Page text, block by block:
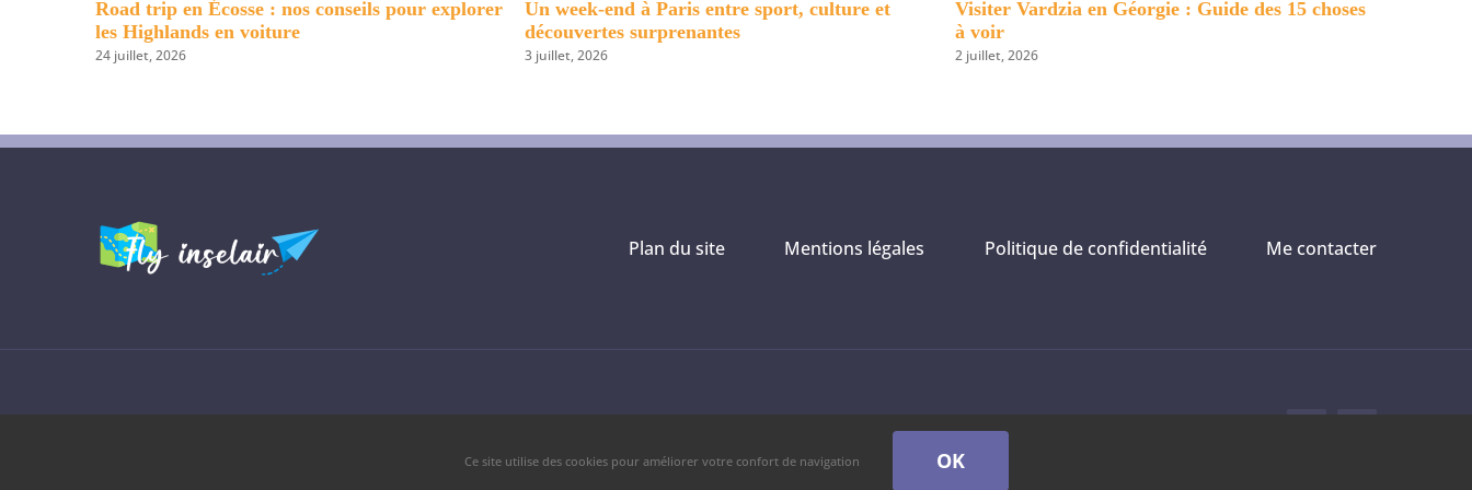
: Guide des 15 choses
10 lieux incroyables à découvrir à Ribadeo et
dans ses environs
8 lieux à découvrir à Foz et dans ses environs
3 août, 2026
8 lieux incontournables à découvrir à
Plan du site Mentions légales Politique de confidentialité Me contacter
Ce site utilise des cookies pour améliorer votre confort de navigation OK